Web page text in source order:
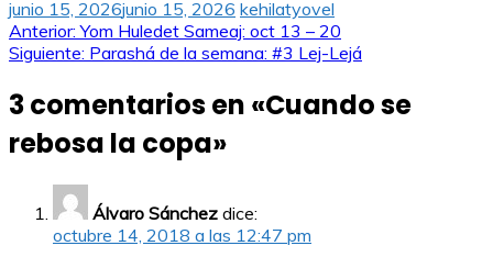
junio 15, 2026junio 15, 2026 kehilatyovel
Navegación
entradas
Anterior: Yom Huledet Sameaj: oct 13 – 20
Siguiente: Parashá de la semana: #3 Lej-Lejá
3 comentarios en «Cuando se
rebosa la copa»
Álvaro Sánchez dice:
octubre 14, 2018 a las 12:47 pm